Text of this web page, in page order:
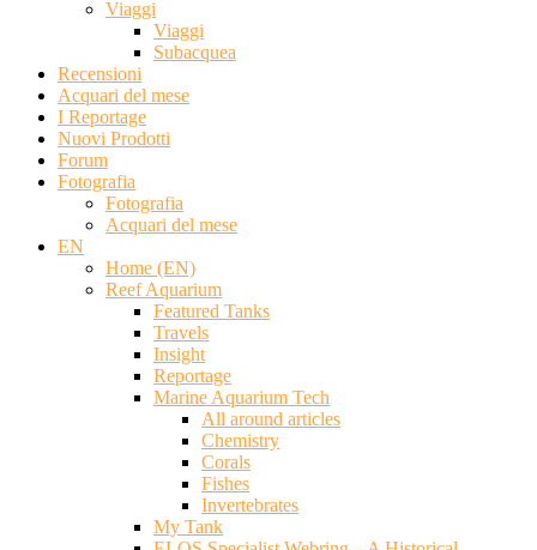
Viaggi
Viaggi
Subacquea
Recensioni
Acquari del mese
I Reportage
Nuovi Prodotti
Forum
Fotografia
Fotografia
Acquari del mese
EN
Home (EN)
Reef Aquarium
Featured Tanks
Travels
Insight
Reportage
Marine Aquarium Tech
All around articles
Chemistry
Corals
Fishes
Invertebrates
My Tank